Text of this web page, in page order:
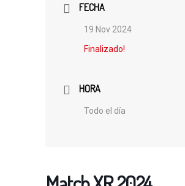
FECHA
19 Nov 2024
Finalizado!
HORA
Todo el día